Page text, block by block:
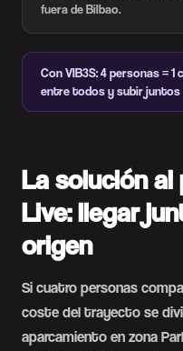
fuera de Bilbao.
Con VIB3S: 4 personas =
entre todos y subir juntos
La solución al
Live: llegar
origen
Si cuatro personas
coste del trayecto se
aparcamiento en zona